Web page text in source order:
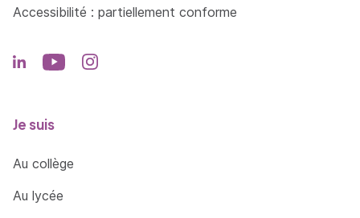
Accessibilité : partiellement conforme
Je suis
Au collège
Au lycée